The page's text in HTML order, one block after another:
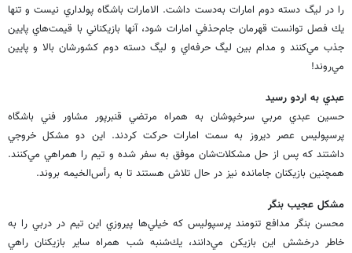
را در ليگ دسته دوم امارات به‌دست داشت. الامارات باشگاه پولداري نيست و تنها
يك فصل توانست قهرمان جام‌حذفي امارات شود، آنها بازيكناني با قيمت‌هاي پايين
جذب مي‌كنند و مدام بين ليگ حرفه‌اي و ليگ دسته دوم كشورشان بالا و پايين
مي‌روند!
عبدي به اردو رسيد
حسين عبدي مربي سرخپوشان به همراه مرتضي قنبرپور مشاور فني باشگاه
پرسپوليس عصر ديروز به سمت امارات حركت كردند. اين دو مشكل خروجي
داشتند كه پس از حل مشكلات‌شان موفق به سفر شده و تيم را همراهي مي‌كنند.
همچنين بازيكنان جامانده نيز در حال تلاش هستند تا به رأس‌الخيمه بروند.
مشكل عجيب بنگر
محسن بنگر مدافع تنومند پرسپوليس كه خيلي‌ها پيروزي اين تيم در دربي را به
خاطر درخشش اين بازيكن مي‌دانند، يك‌شنبه شب همراه ساير بازيكنان راهي